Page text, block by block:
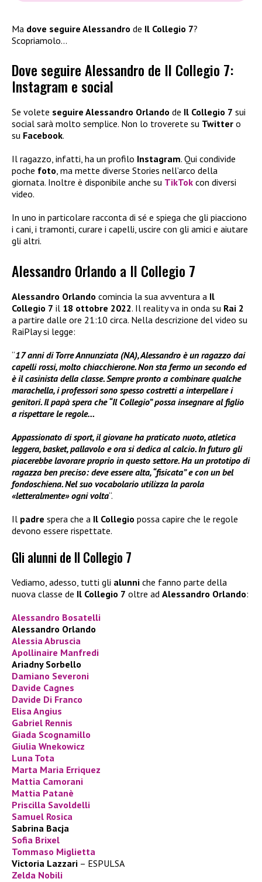
Ma dove seguire Alessandro de Il Collegio 7?
Scopriamolo…
Dove seguire Alessandro de Il Collegio 7:
Instagram e social
Se volete seguire Alessandro Orlando de Il Collegio 7 sui
social sarà molto semplice. Non lo troverete su Twitter o
su Facebook.
Il ragazzo, infatti, ha un profilo Instagram. Qui condivide
poche foto, ma mette diverse Stories nell’arco della
giornata. Inoltre è disponibile anche su TikTok con diversi
video.
In uno in particolare racconta di sé e spiega che gli piacciono
i cani, i tramonti, curare i capelli, uscire con gli amici e aiutare
gli altri.
Alessandro Orlando a Il Collegio 7
Alessandro Orlando comincia la sua avventura a Il
Collegio 7 il 18 ottobre 2022. Il reality va in onda su Rai 2
a partire dalle ore 21:10 circa. Nella descrizione del video su
RaiPlay si legge:
“17 anni di Torre Annunziata (NA), Alessandro è un ragazzo dai
capelli rossi, molto chiacchierone. Non sta fermo un secondo ed
è il casinista della classe. Sempre pronto a combinare qualche
marachella, i professori sono spesso costretti a interpellare i
genitori. Il papà spera che “Il Collegio” possa insegnare al figlio
a rispettare le regole…
Appassionato di sport, il giovane ha praticato nuoto, atletica
leggera, basket, pallavolo e ora si dedica al calcio. In futuro gli
piacerebbe lavorare proprio in questo settore. Ha un prototipo di
ragazza ben preciso: deve essere alta, “fisicata” e con un bel
fondoschiena. Nel suo vocabolario utilizza la parola
«letteralmente» ogni volta“.
Il padre spera che a Il Collegio possa capire che le regole
devono essere rispettate.
Gli alunni de Il Collegio 7
Vediamo, adesso, tutti gli alunni che fanno parte della
nuova classe de Il Collegio 7 oltre ad Alessandro Orlando:
Alessandro Bosatelli
Alessandro Orlando
Alessia Abruscia
Apollinaire Manfredi
Ariadny Sorbello
Damiano Severoni
Davide Cagnes
Davide Di Franco
Elisa Angius
Gabriel Rennis
Giada Scognamillo
Giulia Wnekowicz
Luna Tota
Marta Maria Erriquez
Mattia Camorani
Mattia Patanè
Priscilla Savoldelli
Samuel Rosica
Sabrina Bacja
Sofia Brixel
Tommaso Miglietta
Victoria Lazzari – ESPULSA
Zelda Nobili